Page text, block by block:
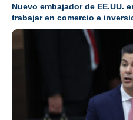
Nuevo embajador de EE.UU.
trabajar en comercio e